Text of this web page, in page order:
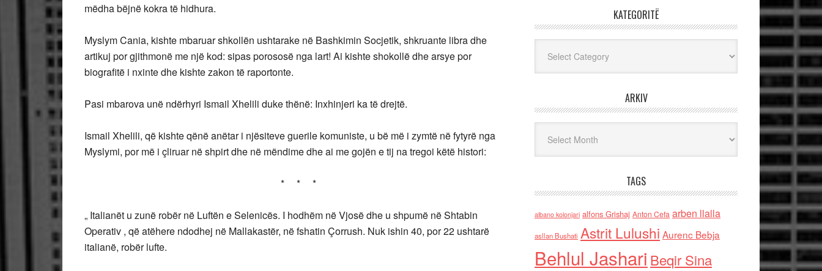
mëdha bëjnë kokra të hidhura.
Myslym Cania, kishte mbaruar shkollën ushtarake në Bashkimin Socjetik, shkruante libra dhe
artikuj por gjithmonë me një kod: sipas porososë nga lart! Ai kishte shokollë dhe arsye por
biografitë i nxinte dhe kishte zakon të raportonte.
Pasi mbarova unë ndërhyri Ismail Xhelili duke thënë: Inxhinjeri ka të drejtë.
Ismail Xhelili, që kishte qënë anëtar i njësiteve guerile komuniste, u bë më i zymtë në fytyrë nga
Myslymi, por më i çliruar në shpirt dhe në mëndime dhe ai me gojën e tij na tregoi këtë histori:
* * *
„ Italianët u zunë robër në Luftën e Selenicës. I hodhëm në Vjosë dhe u shpumë në Shtabin
Operativ , që atëhere ndodhej në Mallakastër, në fshatin Çorrush. Nuk ishin 40, por 22 ushtarë
italianë, robër lufte.
KATEGORITË
ARKIV
TAGS
albano kolonjari alfons Grishaj Anton Cefa arben llalla
asllan Bushati Astrit Lulushi Aurenc Bebja
Behlul Jashari Beqir Sina